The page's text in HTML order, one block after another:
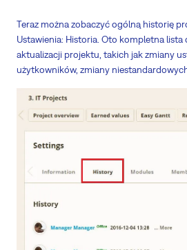
Teraz można zobaczyć ogólną historię
Ustawienia: Historia. Oto kompletna lista
aktualizacji projektu, takich jak zmiany
użytkowników, zmiany